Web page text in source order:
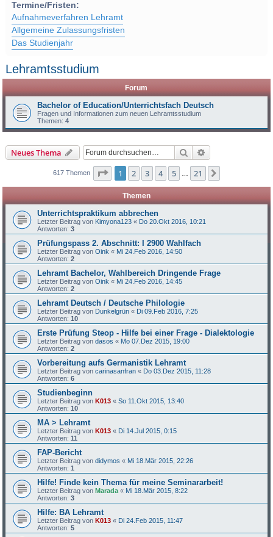
Termine/Fristen:
Aufnahmeverfahren Lehramt
Allgemeine Zulassungsfristen
Das Studienjahr
Lehramtsstudium
Forum
Bachelor of Education/Unterrichtsfach Deutsch
Fragen und Informationen zum neuen Lehramtsstudium
Themen:4
Neues Thema Suche
617 Themen Seite 1von 21
1 2 3 4 5 21
Themen
Unterrichtspraktikum abbrechen
Letzter Beitrag von Kimyona123 « Do 20.Okt 2016, 10:21
Antworten:3
Prüfungspass 2. Abschnitt: I 2900 Wahlfach
Letzter Beitrag vonOink « Mi 24.Feb 2016, 14:50
Antworten:2
Lehramt Bachelor, Wahlbereich Dringende Frage
Letzter Beitrag vonOink « Mi 24.Feb 2016, 14:45
Antworten:2
Lehramt Deutsch / Deutsche Philologie
Letzter Beitrag von Dunkelgrün « Di 09.Feb 2016, 7:25
Antworten:10
Erste Prüfung Steop - Hilfe bei einer Frage - Dialektologie
Letzter Beitrag vondasos « Mo 07.Dez 2015, 19:00
Antworten:2
Vorbereitung aufs Germanistik Lehramt
Letzter Beitrag voncarinasanfran « Do 03.Dez 2015, 11:28
Antworten:6
Studienbeginn
Letzter Beitrag vonK013 «So 11.Okt 2015, 13:40
Antworten:10
MA > Lehramt
Letzter Beitrag vonK013 « Di 14.Jul 2015, 0:15
Antworten:11
FAP-Bericht
Letzter Beitrag vondidymos « Mi 18.Mär 2015, 22:26
Antworten:1
Hilfe! Finde kein Thema für meine Seminararbeit!
Letzter Beitrag vonMarada « Mi 18.Mär 2015, 8:22
Antworten:3
Hilfe: BA Lehramt
Letzter Beitrag vonK013 « Di 24.Feb 2015, 11:47
Antworten:5